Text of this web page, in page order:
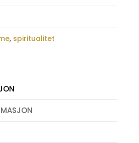
, spiritualitet